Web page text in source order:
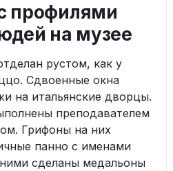
профилями
на музее
рустом, как у
Сдвоенные окна
на итальянские дворцы.
преподавателем
Грифоны на них
панно с именами
сделаны медальоны